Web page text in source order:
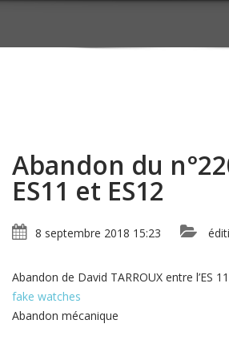
Abandon du
ES11 et ES12
8 septembre 2018 15:23
Abandon de David TARROUX entre l’ES
fake watches
Abandon mécanique